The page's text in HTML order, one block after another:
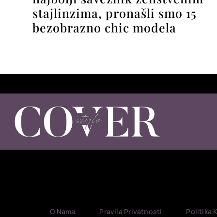
stajlinzima, pronašli smo 15
bezobrazno chic modela
O Nama Pravila Privatnosti Politika